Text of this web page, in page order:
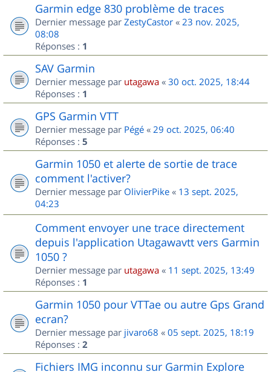
Garmin edge 830 problème de traces
Dernier message par ZestyCastor « 23 nov. 2025,
08:08
Réponses : 1
SAV Garmin
Dernier message par utagawa « 30 oct. 2025, 18:44
Réponses : 1
GPS Garmin VTT
Dernier message par Pégé « 29 oct. 2025, 06:40
Réponses : 5
Garmin 1050 et alerte de sortie de trace
comment l'activer?
Dernier message par OlivierPike « 13 sept. 2025,
04:23
Comment envoyer une trace directement
depuis l'application Utagawavtt vers Garmin
1050 ?
Dernier message par utagawa « 11 sept. 2025, 13:49
Réponses : 1
Garmin 1050 pour VTTae ou autre Gps Grand
ecran?
Dernier message par jivaro68 « 05 sept. 2025, 18:19
Réponses : 2
Fichiers IMG inconnu sur Garmin Explore